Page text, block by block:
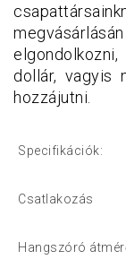
dollár, vagyis
hozzájutni.
Specifikációk:
Csatlakozás
Hangszóró